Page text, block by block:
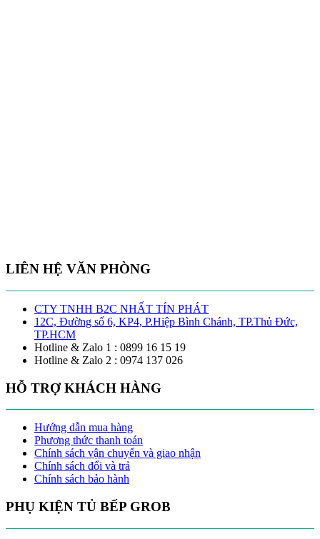
LIÊN HỆ VĂN PHÒNG
CTY TNHH B2C NHẤT TÍN PHÁT
12C, Đường số 6, KP4, P.Hiệp Bình Chánh, TP.Thủ Đức,
TP.HCM
Hotline & Zalo 1 : 0899 16 15 19
Hotline & Zalo 2 : 0974 137 026
HỖ TRỢ KHÁCH HÀNG
Hướng dẫn mua hàng
Phương thức thanh toán
Chính sách vận chuyển và giao nhận
Chính sách đổi và trả
Chính sách bảo hành
PHỤ KIỆN TỦ BẾP GROB